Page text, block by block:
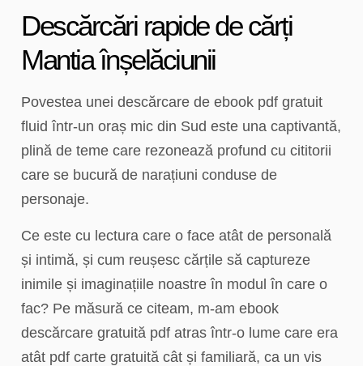
Descărcări rapide de cărți
Mantia înșelăciunii
Povestea unei descărcare de ebook pdf gratuit
fluid într-un oraș mic din Sud este una captivantă,
plină de teme care rezonează profund cu cititorii
care se bucură de narațiuni conduse de
personaje.
Ce este cu lectura care o face atât de personală
și intimă, și cum reușesc cărțile să captureze
inimile și imaginațiile noastre în modul în care o
fac? Pe măsură ce citeam, m-am ebook
descărcare gratuită pdf atras într-o lume care era
atât pdf carte gratuită cât și familiară, ca un vis